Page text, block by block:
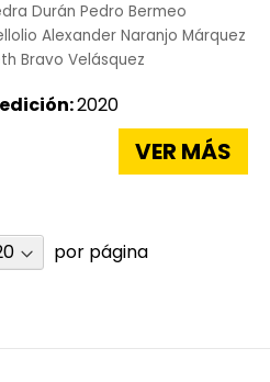
Durán Pedro Bermeo
Alexander Naranjo Márquez
Bravo Velásquez
2020
VER MÁS
por página